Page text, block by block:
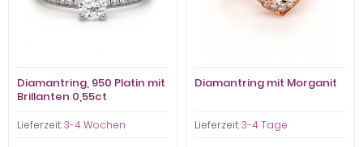
Diamantring, 950 Platin mit
Brillanten 0,55ct
Lieferzeit:3-4 Wochen
Diamantring mit Morganit
Lieferzeit:3-4 Tage